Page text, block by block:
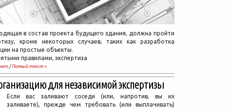
в состав проекта будущего здания, должна пройти
кроме некоторых случаев, таких как разработка
на простые объекты.
правилами, экспертиза
/Полный текст »
для независимой экспертизы
Если вас заливают соседи (или, напротив, вы их
заливаете), прежде чем требовать (или выплачивать)